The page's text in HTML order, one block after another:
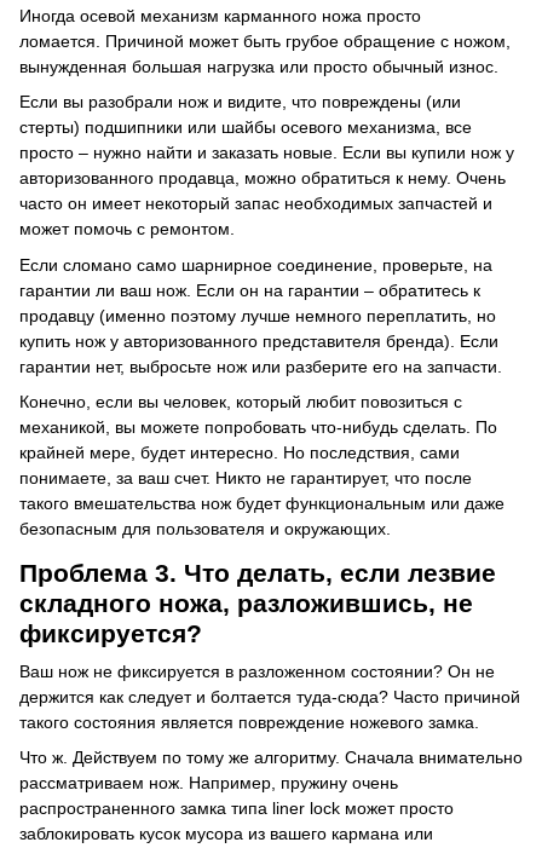
Иногда осевой механизм карманного ножа просто
ломается. Причиной может быть грубое обращение с ножом,
вынужденная большая нагрузка или просто обычный износ.
Если вы разобрали нож и видите, что повреждены (или
стерты) подшипники или шайбы осевого механизма, все
просто – нужно найти и заказать новые. Если вы купили нож у
авторизованного продавца, можно обратиться к нему. Очень
часто он имеет некоторый запас необходимых запчастей и
может помочь с ремонтом.
Если сломано само шарнирное соединение, проверьте, на
гарантии ли ваш нож. Если он на гарантии – обратитесь к
продавцу (именно поэтому лучше немного переплатить, но
купить нож у авторизованного представителя бренда). Если
гарантии нет, выбросьте нож или разберите его на запчасти.
Конечно, если вы человек, который любит повозиться с
механикой, вы можете попробовать что-нибудь сделать. По
крайней мере, будет интересно. Но последствия, сами
понимаете, за ваш счет. Никто не гарантирует, что после
такого вмешательства нож будет функциональным или даже
безопасным для пользователя и окружающих.
Проблема 3. Что делать, если лезвие
складного ножа, разложившись, не
фиксируется?
Ваш нож не фиксируется в разложенном состоянии? Он не
держится как следует и болтается туда-сюда? Часто причиной
такого состояния является повреждение ножевого замка.
Что ж. Действуем по тому же алгоритму. Сначала внимательно
рассматриваем нож. Например, пружину очень
распространенного замка типа liner lock может просто
заблокировать кусок мусора из вашего кармана или